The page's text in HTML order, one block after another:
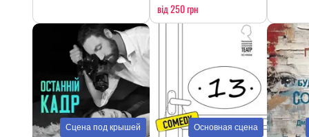
від 250 грн
Сцена под крышей Основная сцена